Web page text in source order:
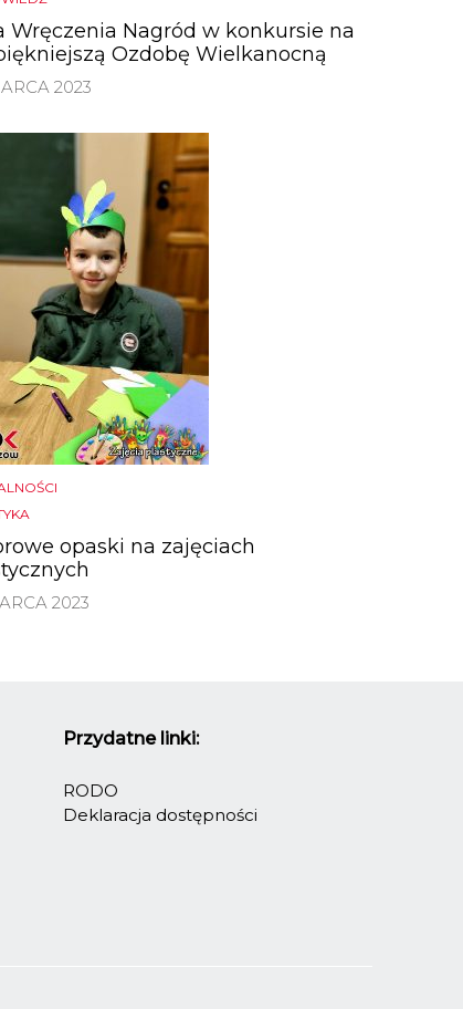
Wręczenia Nagród w konkursie na
Ozdobę Wielkanocną
2023
opaski na zajęciach
2023
Przydatne linki:
RODO
Deklaracja dostępności